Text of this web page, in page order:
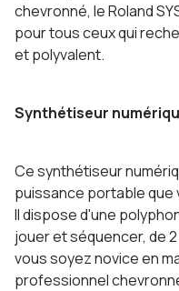
chevronné, le Roland
pour tous ceux qui
et polyvalent.
Synthétiseur
Ce synthétiseur
puissance portable
Il dispose d'une
jouer et séquencer, de
vous soyez novice en
professionnel